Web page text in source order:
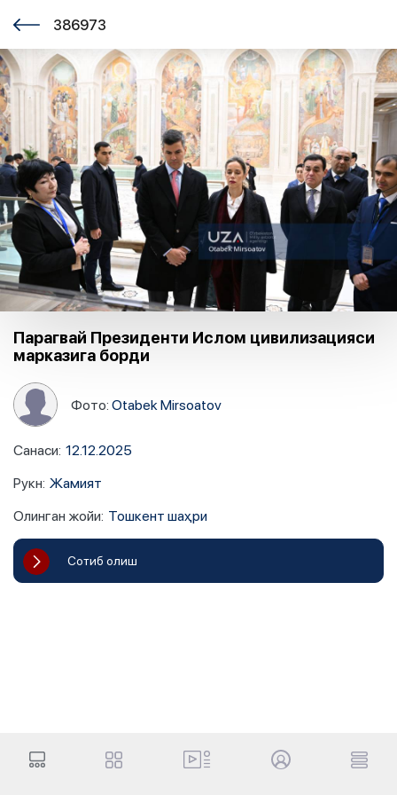
386973
Парагвай Президенти Ислом цивилизацияси
марказига борди
Фото:Otabek Mirsoatov
Санаси: 12.12.2025
Рукн: Жамият
Олинган жойи: Тошкент шаҳри
Сотиб олиш